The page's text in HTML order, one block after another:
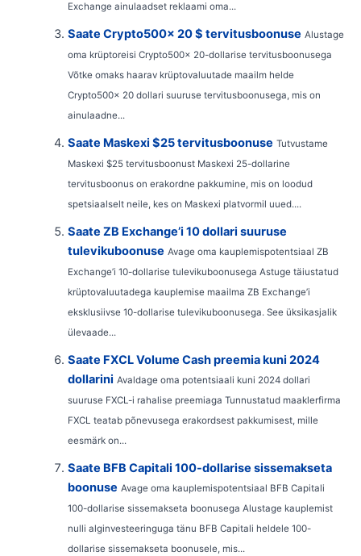
Exchange ainulaadset reklaami oma...
Saate Crypto500x 20 $ tervitusboonuse Alustage
oma krüptoreisi Crypto500x 20-dollarise tervitusboonusega
Võtke omaks haarav krüptovaluutade maailm helde
Crypto500x 20 dollari suuruse tervitusboonusega, mis on
ainulaadne...
Saate Maskexi $25 tervitusboonuse Tutvustame
Maskexi $25 tervitusboonust Maskexi 25-dollarine
tervitusboonus on erakordne pakkumine, mis on loodud
spetsiaalselt neile, kes on Maskexi platvormil uued....
Saate ZB Exchange’i 10 dollari suuruse
tulevikuboonuse Avage oma kauplemispotentsiaal ZB
Exchange’i 10-dollarise tulevikuboonusega Astuge täiustatud
krüptovaluutadega kauplemise maailma ZB Exchange’i
eksklusiivse 10-dollarise tulevikuboonusega. See üksikasjalik
ülevaade...
Saate FXCL Volume Cash preemia kuni 2024
dollarini Avaldage oma potentsiaali kuni 2024 dollari
suuruse FXCL-i rahalise preemiaga Tunnustatud maaklerfirma
FXCL teatab põnevusega erakordsest pakkumisest, mille
eesmärk on...
Saate BFB Capitali 100-dollarise sissemakseta
boonuse Avage oma kauplemispotentsiaal BFB Capitali
100-dollarise sissemakseta boonusega Alustage kauplemist
nulli alginvesteeringuga tänu BFB Capitali heldele 100-
dollarise sissemakseta boonusele, mis...